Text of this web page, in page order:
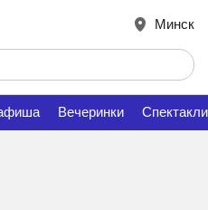
Минск
Вечеринки Спектакли